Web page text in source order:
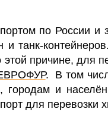
по России
танк-
причине, для
. В том
и
для перевозки